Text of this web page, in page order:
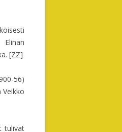
[ZZ]
56)
tulivat